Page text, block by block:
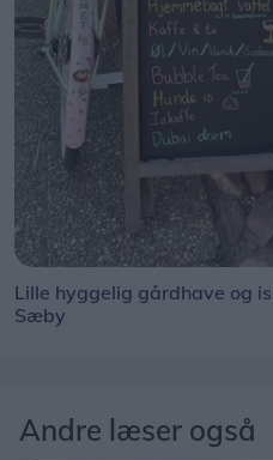
Lille hyggelig gårdhave og
Sæby
Andre læser også